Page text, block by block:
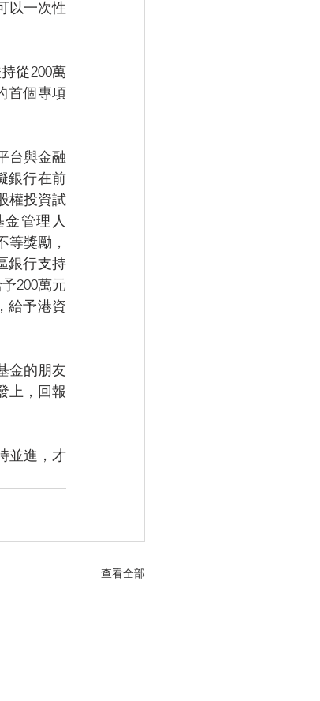
以一次性
從200萬
首個專項
台與金融
銀行在前
權投資試
金管理人
獎勵，
銀行支持
200萬元
給予港資
金的朋友
上，回報
並進，才
查看全部